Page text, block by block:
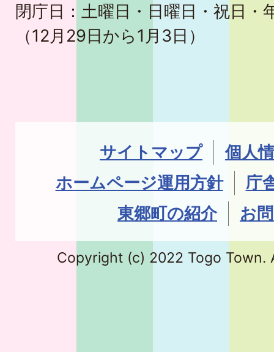
閉庁日：土曜日・日曜日・祝日・
（12月29日から1月3日）
サイトマップ
個人
ホームページ運用方針
庁
東郷町の紹介
お
Copyright (c) 2022 Togo Town.